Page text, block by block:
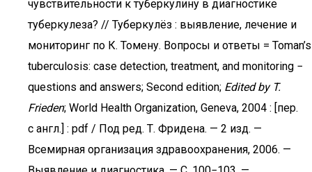
чувствительности к туберкулину в диагностике
туберкулеза? // Туберкулёз : выявление, лечение и
мониторинг по К. Томену. Вопросы и ответы = Toman’s
tuberculosis: case detection, treatment, and monitoring −
questions and answers; Second edition; Edited by T.
Frieden; World Health Organization, Geneva, 2004 : [пер.
с англ.] : pdf / Под ред. Т. Фридена. — 2 изд. —
Всемирная организация здравоохранения, 2006. —